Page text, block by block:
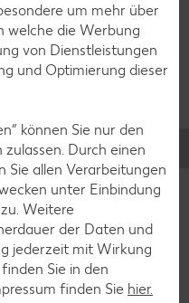
nicht automatisch auf
Ob süß oder herzhaft –
zauberst du dir Gerichte,
auch richtig lecker sind.
um mehr über
welche die Werbung
von Dienstleistungen
und Optimierung dieser
können Sie nur den
Durch einen
Sie allen Verarbeitungen
unter Einbindung
Weitere
der Daten und
jederzeit mit Wirkung
Sie in den
finden Sie hier.